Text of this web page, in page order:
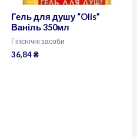
Гель для душу “Olis”
Ваніль 350мл
Гігієнічні засоби
36,84₴